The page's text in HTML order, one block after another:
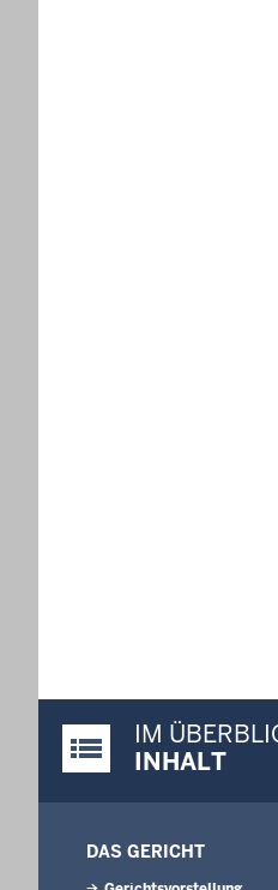
Justiz-Portal im
IM
INHALT
DAS GERICHT